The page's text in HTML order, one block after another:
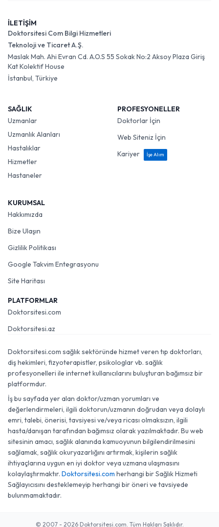
İLETİŞİM
Doktorsitesi Com Bilgi Hizmetleri
Teknoloji ve Ticaret A.Ş.
Maslak Mah. Ahi Evran Cd. A.O.S 55 Sokak No:2 Aksoy Plaza Giriş
Kat Kolektif House
İstanbul, Türkiye
SAĞLIK
Uzmanlar
Uzmanlık Alanları
Hastalıklar
Hizmetler
Hastaneler
PROFESYONELLER
Doktorlar İçin
Web Siteniz İçin
Kariyer
İşe Alım
KURUMSAL
Hakkımızda
Bize Ulaşın
Gizlilik Politikası
Google Takvim Entegrasyonu
Site Haritası
PLATFORMLAR
Doktorsitesi.com
Doktorsitesi.az
Doktorsitesi.com sağlık sektöründe hizmet veren tıp doktorları,
diş hekimleri, fizyoterapistler, psikologlar vb. sağlık
profesyonelleri ile internet kullanıcılarını buluşturan bağımsız bir
platformdur.
İş bu sayfada yer alan doktor/uzman yorumları ve
değerlendirmeleri, ilgili doktorun/uzmanın doğrudan veya dolaylı
emri, talebi, önerisi, tavsiyesi ve/veya ricası olmaksızın, ilgili
hasta/danışan tarafından bağımsız olarak yazılmaktadır. Bu web
sitesinin amacı, sağlık alanında kamuoyunun bilgilendirilmesini
sağlamak, sağlık okuryazarlığını artırmak, kişilerin sağlık
ihtiyaçlarına uygun en iyi doktor veya uzmana ulaşmasını
kolaylaştırmaktır. Doktorsitesi.com herhangi bir Sağlık Hizmeti
Sağlayıcısını desteklemeyip herhangi bir öneri ve tavsiyede
bulunmamaktadır.
© 2007 - 2026 Doktorsitesi.com. Tüm Hakları Saklıdır.